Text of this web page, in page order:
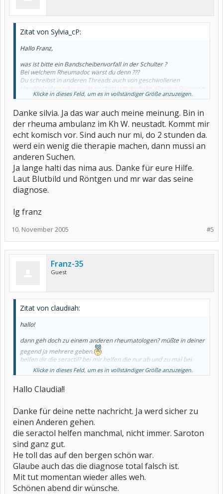
Zitat von Sylvia_cP:
Hallo Franz,
was ist bitte ein Bandscheibenvorfall in der Schulter ?
Bei welchem Rheumadoc warst du denn ???
Du schreibst in anderen Threads auch von geschwollenen
Handgelenken oder so, da reicht/passt doch die alleinige Diagnose
von heute nicht wirklich dazu (Schulterproblem und
Gibt es denn eine Möglichkeit für dich ev. in Wien bei einem
Rheumaspezialisten vorstellig zu werden ?
Du kannst doch nicht bis März mit den ewigen Schmerzen und
geschwollenen Gelenken leben !!! Das hält doch der Härteste auf
Dauer nicht aus, wo du doch eh noch so viele andere
krankheitsbedingte Baustellen hast.
Ich drücke dir ganz fest die Daumen dass du bald in kompetente
Hände kommst, denn das was du bist jetzt so bei den Ärzten erlebt
hast ist ja zum Haareraufen...
Klicke in dieses Feld, um es in vollständiger Größe anzuzeigen.
Danke silvia. Ja das war auch meine meinung. Bin in
der rheuma ambulanz im Kh W. neustadt. Kommt mir
echt komisch vor. Sind auch nur mi, do 2 stunden da.
werd ein wenig die therapie machen, dann mussi an
anderen Suchen.
Ja lange halti das nima aus. Danke für eure Hilfe.
Laut Blutbild und Röntgen und mr war das seine
diagnose.
lg franz
#5
10. November 2005
Franz-35
Guest
Zitat von claudiiah:
hallo!
dann geh doch zu einem anderen rheumatologen? müßte in deiner
gegend ja mehrere geben.
helfen dir die seractil? bei mir helfen die nur ab und zu mal bei
kopfweh und von den saroten könnt ich rund um die uhr schlafen
(10mg). aber momentan nehm i höchstens mal meloxicam, sonst
ich muß auch erst im april wieder zum rheumadoc.
hatte heute einen wunderschönen tag, war auf den bergen und
hatte zwei gipfelsiege!
hab auch tolle fotos gemacht
liebe grüsse
claudia
Klicke in dieses Feld, um es in vollständiger Größe anzuzeigen.
Hallo Claudia!!
Danke für deine nette nachricht. Ja werd sicher zu
einen Anderen gehen.
die seractol helfen manchmal, nicht immer. Saroton
sind ganz gut.
He toll das auf den bergen schön war.
Glaube auch das die diagnose total falsch ist.
Mit tut momentan wieder alles weh.
Schönen abend dir wünsche.